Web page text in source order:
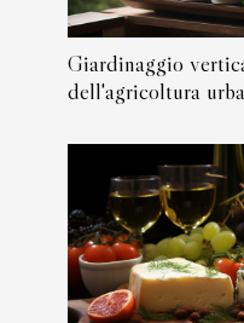
Giardinaggio
dell'agricoltura